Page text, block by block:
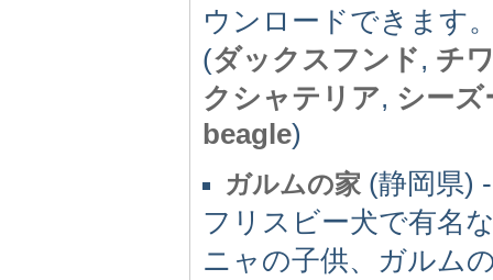
ウンロードできます
(ダックスフンド, チ
クシャテリア, シーズ
beagle)
ガルムの家 (静岡県)
フリスビー犬で有名
ニャの子供、ガルム